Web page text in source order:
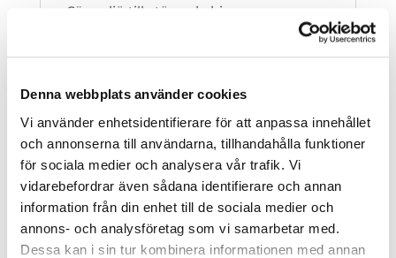
Denna webbplats använder cookies
Vi använder enhetsidentifierare för att anpassa innehållet
och annonserna till användarna, tillhandahålla funktioner
för sociala medier och analysera vår trafik. Vi
vidarebefordrar även sådana identifierare och annan
information från din enhet till de sociala medier och
annons- och analysföretag som vi samarbetar med.
Dessa kan i sin tur kombinera informationen med annan
Säg adjö till störande hinnor som
kristallklar och ren finish varje gång.